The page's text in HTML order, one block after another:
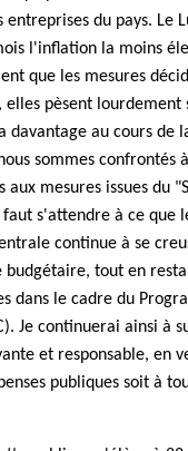
entreprises du pays. Le
l'inflation la moins
que les mesures
elles pèsent lourdement
davantage au cours de
sommes confrontés
aux mesures issues du
faut s'attendre à ce que
continue à se
budgétaire, tout en
dans le cadre du
Je continuerai ainsi à
et responsable, en
publiques soit à